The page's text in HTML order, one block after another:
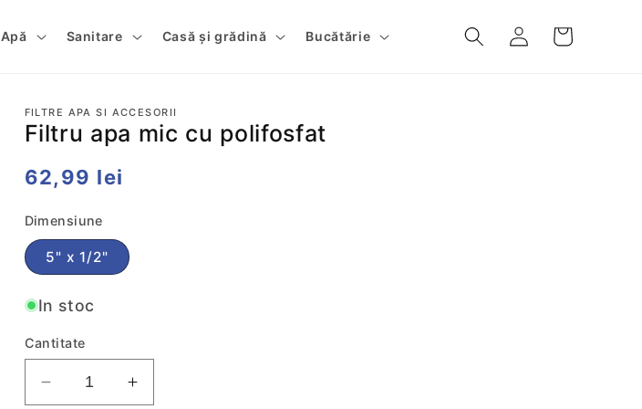
Apă Sanitare Casă și grădină Bucătărie
Conectați-
Cos
FILTRE APA SI ACCESORII
Filtru apa mic cu polifosfat
Preț
62,99 lei
Dimensiune
5" x 1/2"
In stoc
Cantitate
Reduceti
Cresteti